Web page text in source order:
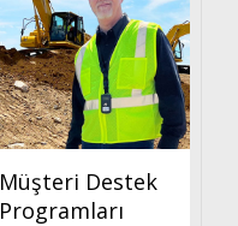
Müşteri Destek
Programları